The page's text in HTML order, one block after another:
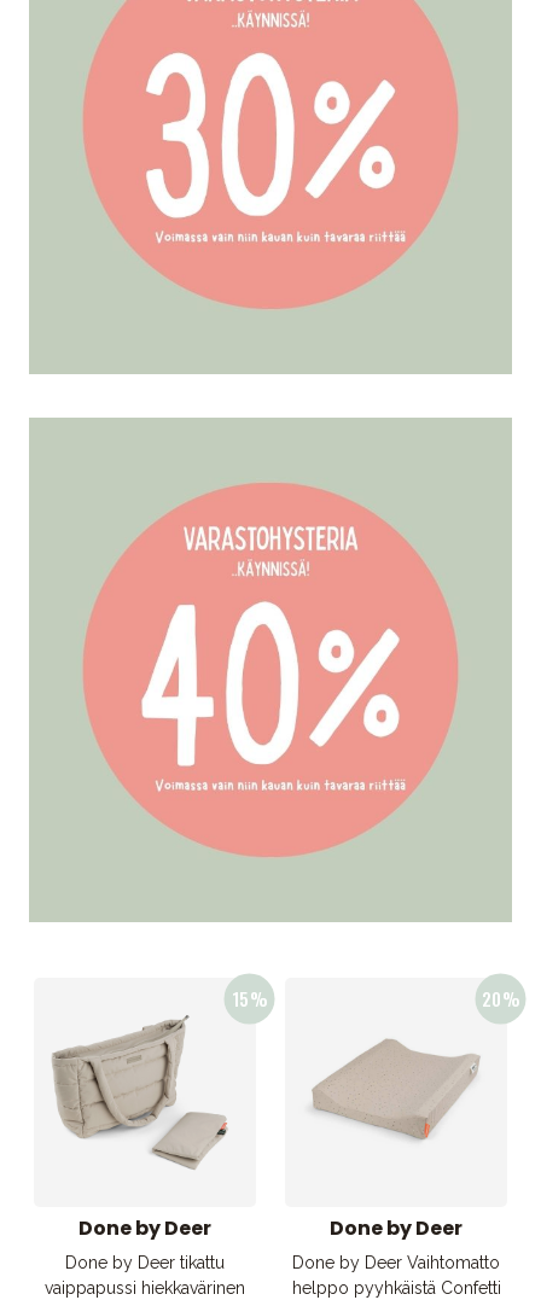
Done by Deer
Done by Deer tikattu
vaippapussi hiekkavärinen
Done by Deer
Done by Deer Vaihtomatto
helppo pyyhkäistä Confetti